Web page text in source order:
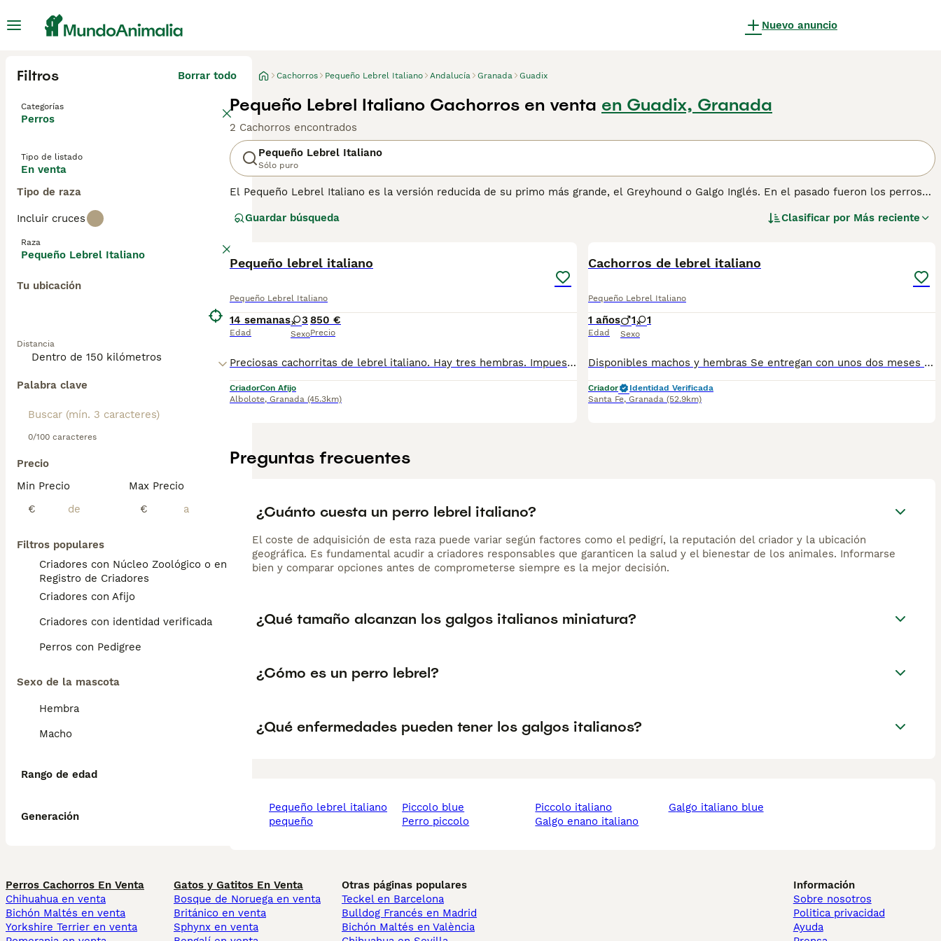
Nuevo anuncio
Filtros Borrar todo
Categorías
Perros
Tipo de listado
En venta
Tipo de raza
Incluir cruces
Raza
Pequeño Lebrel Italiano
Tu ubicación
Distancia
Palabra clave
0/100 caracteres
Precio
Min Precio
€
Max Precio
€
Filtros populares
Criadores con Núcleo Zoológico o en el
Registro de Criadores
Criadores con Afijo
Criadores con identidad verificada
Perros con Pedigree
Sexo de la mascota
Hembra
Macho
Rango de edad
Generación
Cachorros Pequeño Lebrel Italiano Andalucía Granada Guadix
Pequeño Lebrel Italiano Cachorros en venta en Guadix, Granada
2 Cachorros encontrados
Pequeño Lebrel Italiano
Sólo puro
El Pequeño Lebrel Italiano es la versión reducida de su primo más grande, el Greyhound o Galgo Inglés. En el pasado fueron los perros
encontrados en las antiguas tumbas egipcias pueden ser de sus antepasados, lo que significaría que el Pequeño Lebrel Italiano podría ser
Lee nuestrapágina de consejos de compra de Pequeño Lebrel Italiano para obtener información sobre esta raza de perro.
Guardar búsqueda Clasificar por Más reciente
Pequeño lebrel italiano
Pequeño Lebrel Italiano
14 semanas
Edad
3
Sexo
850 €
Precio
Preciosas cachorritas de lebrel italiano. Hay tres hembras. Impuestos y transporte no incluidos. Realizamos envíos a toda España ( Barcelona, Madrid, Mallorca, Marbella, etc). Se entregan con sus vacunas y desparasitaciones correspondientes, cartilla, chip y contrato. Para más información contactar: 958 26 94 55 Web: www.centropuppyhome.com
CriadorCon Afijo
Albolote, Granada (45.3km)
Cachorros de lebrel italiano
Pequeño Lebrel Italiano
1 años
Edad
1 1
Sexo
Disponibles machos y hembras Se entregan con unos dos meses y medio de edad y sus vacunas correspondientes, desparasitados, certificado de salud, garantías por escrito tanto por enfermedad vírica como congénito genética. Todos los cachorros son descendientes de las mejores líneas nacionales, criados por profesionales expertos. Se entregan en toda España con transporte propio de alta calidad preparado para animales, van en vehículo climatizado con chófer particular a cargo del comprador. Teléfono / Whats app: 641 92 23 90 Precio a partir de 800€
Criador
Identidad Verificada
Santa Fe, Granada (52.9km)
Preguntas frecuentes
¿Cuánto cuesta un perro lebrel italiano?
El coste de adquisición de esta raza puede variar según factores como el pedigrí, la reputación del criador y la ubicación
geográfica. Es fundamental acudir a criadores responsables que garanticen la salud y el bienestar de los animales. Informarse
bien y comparar opciones antes de comprometerse siempre es la mejor decisión.
¿Qué tamaño alcanzan los galgos italianos miniatura?
¿Cómo es un perro lebrel?
¿Qué enfermedades pueden tener los galgos italianos?
pequeño lebrel italiano
pequeño
piccolo blue
perro piccolo
piccolo italiano
galgo enano italiano
galgo italiano blue
Perros Cachorros En Venta
Chihuahua en venta
Bichón Maltés en venta
Yorkshire Terrier en venta
Gatos y Gatitos En Venta
Bosque de Noruega en venta
Británico en venta
Sphynx en venta
Otras páginas populares
Teckel en Barcelona
Bulldog Francés en Madrid
Bichón Maltés en València
Información
Sobre nosotros
Politica privacidad
Ayuda